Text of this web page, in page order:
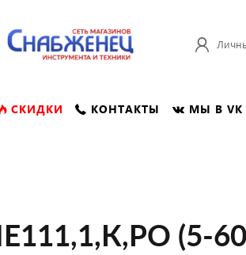
СКИДКИ КОНТАКТЫ МЫ В VK
(5-